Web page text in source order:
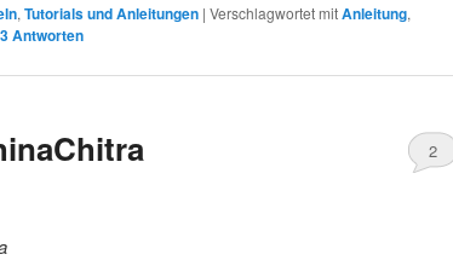
, Tutorials und Anleitungen | Verschlagwortet mitAnleitung,
3Antworten
2